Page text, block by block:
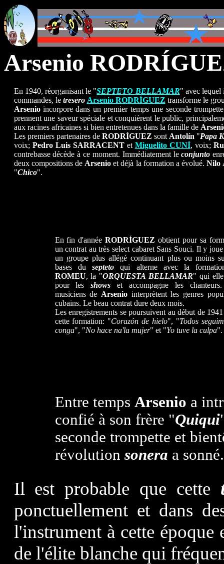
Arsenio
En 1940, réorganisant le "SEPTETO BELLAMAR" avec
commandes, le tresero Arsenio RODRÍGUEZ transforme le
Arsenioincorpore dans un premier temps une seconde
prennent une saveur spéciale et conquièrent le public,
aux racines africaines si bien entretenues dans la famille de
Les premiers partenaires de RODRÍGUEZ sont Antolín "Papa
voix; Pedro Luis SARRACENT et Miguelito CUNÍ, voix;
contrebasse décède à ce moment. Immédiatement leconjunto
deux compositions de Arsenio et déjà la formation a évolué.Nilo
"Chico".
En fin d'annéeRODRÍGUEZ obtient pour sa
un contrat au très select cabaret Sans Souci. Il y
un groupe plus allégé continuant plus ou moins
bases du septeto qui alterne avec la
ROMEU, la "ORQUESTA BELLAMAR" qui
pour lesshows et accompagne les
musiciens de Arseniointerprètent les genres
cubains. Le beau contrat dure deux mois.
Les enregistrements se poursuivent au début de
cette formation: "Corazón de hielo", "Todos
conga", "No hace na'la mujer" et "Yo tuve la culpa".
Entre temps Arsenio a
confié à son frère "Quiqui
seconde trompette et
révolution sonera a sonné.
Il est probable que cette
ponctuellement et dans
l'instrument à cette
de l'élite blanche qui